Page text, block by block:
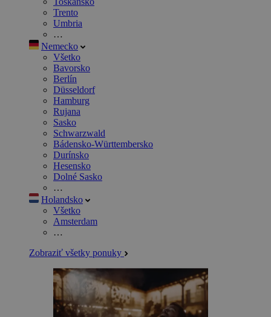
Trento
Umbria
…
Nemecko
Všetko
Bavorsko
Berlín
Düsseldorf
Hamburg
Rujana
Sasko
Schwarzwald
Bádensko-Württembersko
Durínsko
Hesensko
Dolné Sasko
…
Holandsko
Všetko
Amsterdam
…
Zobraziť všetky ponuky